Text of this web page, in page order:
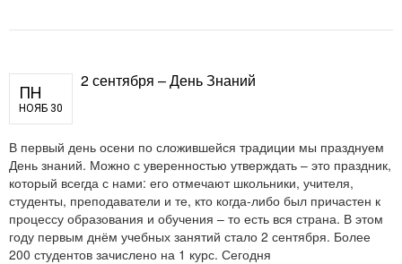
ПН
НОЯБ 30
2 сентября – День Знаний
В первый день осени по сложившейся традиции мы празднуем
День знаний. Можно с уверенностью утверждать – это праздник,
который всегда с нами: его отмечают школьники, учителя,
студенты, преподаватели и те, кто когда-либо был причастен к
процессу образования и обучения – то есть вся страна. В этом
году первым днём учебных занятий стало 2 сентября. Более
200 студентов зачислено на 1 курс. Сегодня